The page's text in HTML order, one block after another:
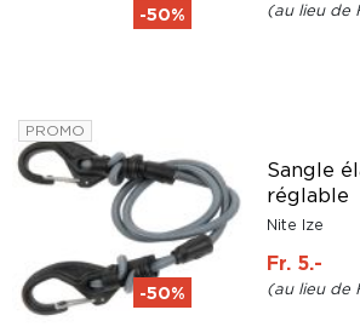
-50%
PROMO
Sangle
réglable
Nite Ize
Fr. 5.-
-50%